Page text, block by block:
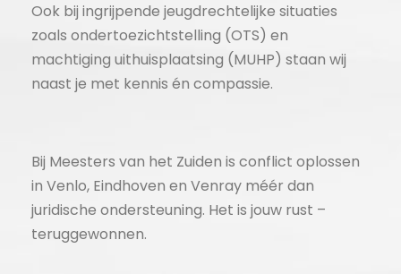
Ook bij ingrijpende jeugdrechtelijke situaties
zoals ondertoezichtstelling (OTS) en
machtiging uithuisplaatsing (MUHP) staan wij
naast je met kennis én compassie.
Bij Meesters van het Zuiden is conflict oplossen
in Venlo, Eindhoven en Venray méér dan
juridische ondersteuning. Het is jouw rust –
teruggewonnen.